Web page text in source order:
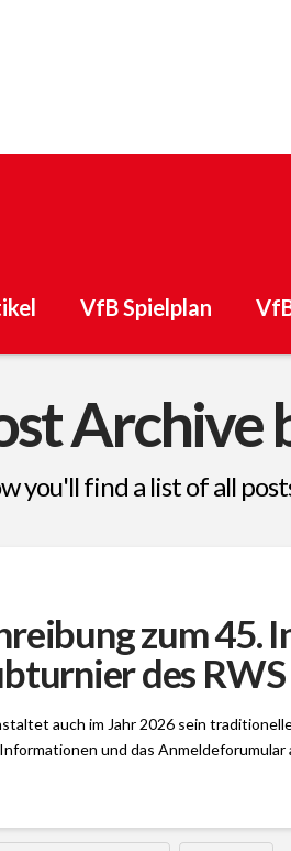
VfB Spielplan
Archive
you'll find a list of all
zum
des
auch im Jahr 2026 sein
und das